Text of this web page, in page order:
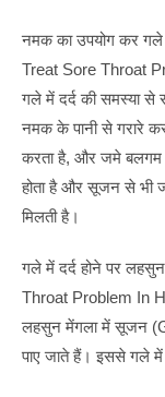
नमक का उपयोग कर
Treat Sore Throat
गले में दर्द की समस्या से
नमक के पानी से गरारे
करता है, और जमे बलगम
होता है और सूजन से भी
मिलती है।
गले में दर्द होने पर
Throat Problem In
लहसुन मेंगला में सूजन
पाए जाते हैं। इससे गले में